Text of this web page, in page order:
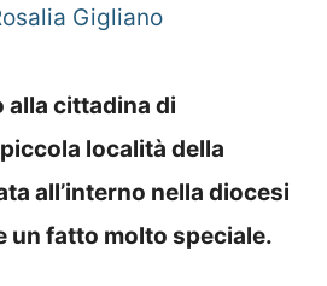
Gigliano
alla cittadina di
località della
all’interno nella diocesi
un fatto molto speciale.